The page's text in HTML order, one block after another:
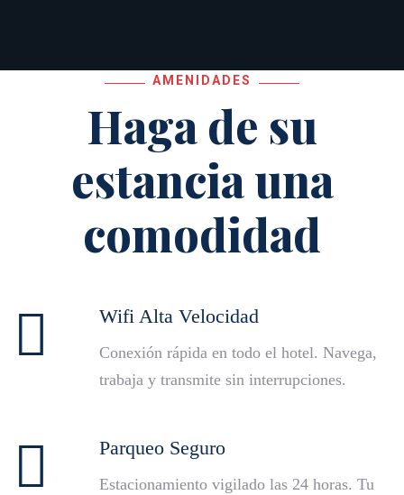
AMENIDADES
Haga de su
estancia una
comodidad
Wifi Alta Velocidad
Conexión rápida en todo el hotel. Navega,
trabaja y transmite sin interrupciones.
Parqueo Seguro
Estacionamiento vigilado las 24 horas. Tu